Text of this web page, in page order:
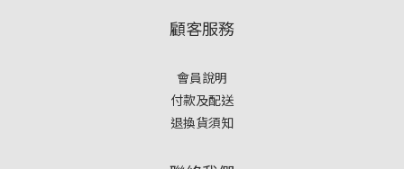
顧客服務
會員說明
付款及配送
退換貨須知